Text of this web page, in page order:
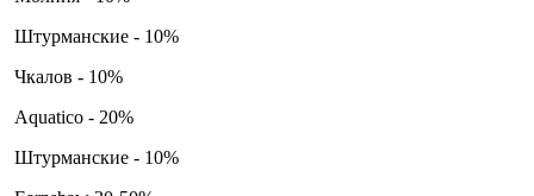
Штурманские - 10%
Чкалов - 10%
Aquatico - 20%
Штурманские - 10%